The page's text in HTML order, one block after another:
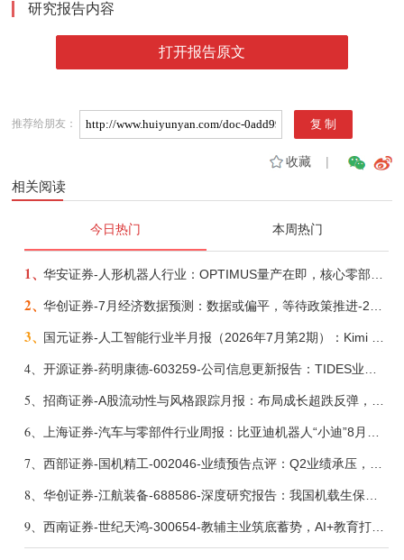
研究报告内容
打开报告原文
推荐给朋友：
收藏|
相关阅读
今日热门 本周热门
1、
2、
3、
4、
5、
6、
7、
8、
9、 西南证券-世纪天鸿-300654-教辅主业筑底蓄势，AI+教育打开第二曲线-260729